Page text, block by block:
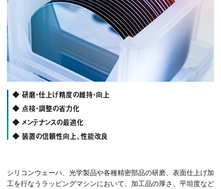
◆ 研磨・仕上げ精度の維持・向上
◆ 点検・調整の省力化
◆ メンテナンスの最適化
◆ 装置の信頼性向上、性能改良
シリコンウェーハ、光学製品や各種精密部品の研磨、表面仕上げ加
工を行なうラッピングマシンにおいて、加工品の厚さ、平坦度など